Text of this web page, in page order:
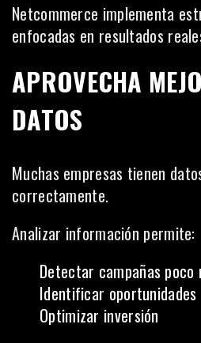
Netcommerce implementa
enfocadas en resultados
APROVECHA
DATOS
Muchas empresas tienen
correctamente.
Analizar información permite:
Detectar campañas poco
Identificar oportunidades
Optimizar inversión